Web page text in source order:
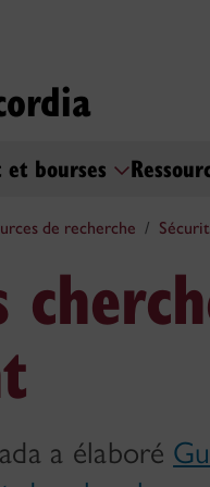
et bourses
de recherche
a élaboré